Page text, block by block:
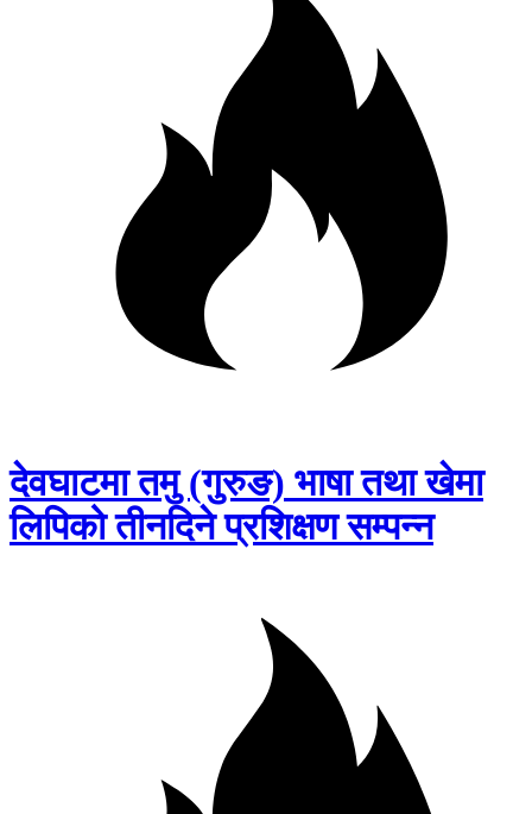
देवघाटमा तमु (गुरुङ) भाषा तथा खेमा
लिपिको तीनदिने प्रशिक्षण सम्पन्न